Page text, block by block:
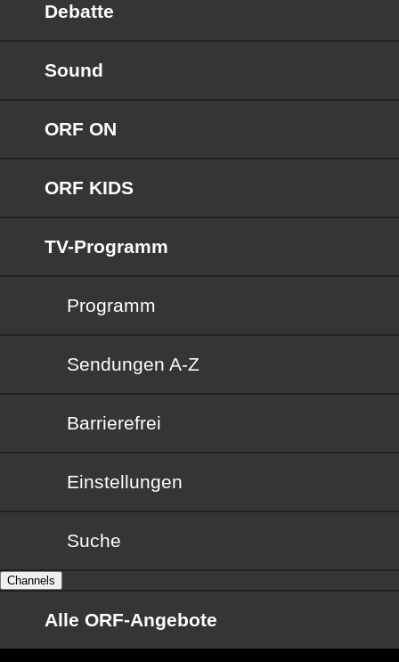
Debatte
Sound
ORF ON
ORF KIDS
TV-Programm
Programm
Sendungen von A bis Z
Sendungen A-Z
Barrierefrei
Barrierefrei
Einstellungen
Suche
Channels
Alle ORF-Angebote